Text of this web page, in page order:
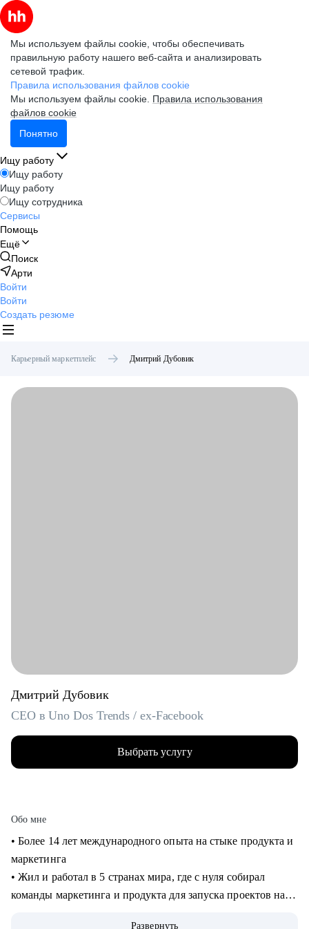
Мы используем файлы cookie, чтобы обеспечивать
правильную работу нашего веб-сайта и анализировать
сетевой трафик.
Правила использования файлов cookie
Мы используем файлы cookie. Правила использования
файлов cookie
Понятно
Ищу работу
Ищу работу
Ищу работу
Ищу сотрудника
Сервисы
Помощь
Ещё
Поиск
Арти
Войти
Войти
Создать резюме
Карьерный маркетплейс Дмитрий Дубовик
Дмитрий Дубовик
CEO в Uno Dos Trends / ex-Facebook
Выбрать услугу
Обо мне
• Более 14 лет международного опыта на стыке продукта и
маркетинга
• Жил и работал в 5 странах мира, где с нуля собирал
команды маркетинга и продукта для запуска проектов на
Развернуть